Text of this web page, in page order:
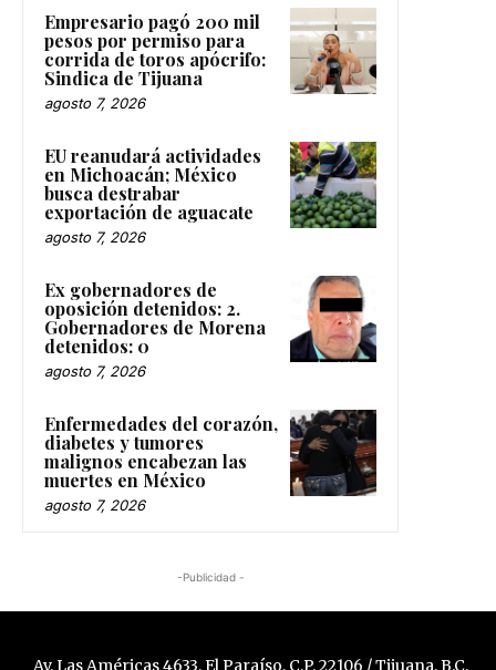
Empresario pagó 200 mil
pesos por permiso para
corrida de toros apócrifo:
Sindica de Tijuana
agosto 7, 2026
EU reanudará actividades
en Michoacán; México
busca destrabar
exportación de aguacate
agosto 7, 2026
Ex gobernadores de
oposición detenidos: 2.
Gobernadores de Morena
detenidos: 0
agosto 7, 2026
Enfermedades del corazón,
diabetes y tumores
malignos encabezan las
muertes en México
agosto 7, 2026
-Publicidad -
Av. Las Américas 4633, El Paraíso, C.P. 22106 / Tijuana, B.C.